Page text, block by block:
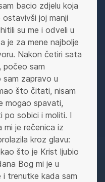
bacio zdjelu koja
ostavivši joj manji
su me i odveli u
je za mene najbolje
Nakon četiri sata
počeo sam
zapravo u
što čitati, nisam
mogao spavati,
po sobici i moliti. I
je rečenica iz
kroz glavu:
što je Krist ljubio
Bog mi je u
i trenutke kada sam